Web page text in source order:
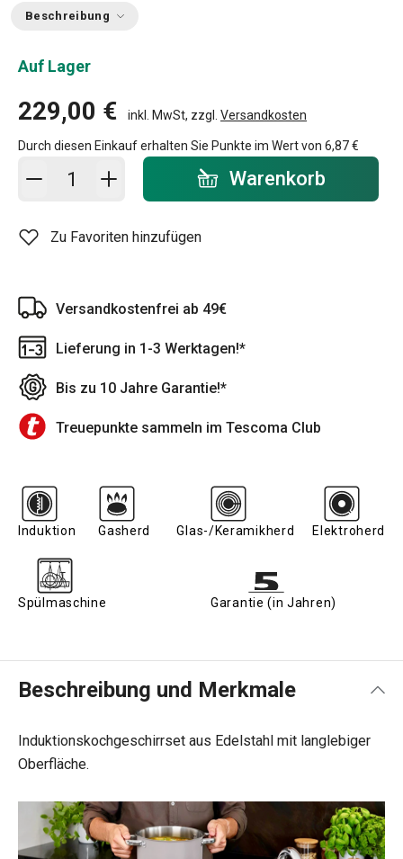
Beschreibung
Auf Lager
229,00 € inkl. MwSt, zzgl. Versandkosten
Durch diesen Einkauf erhalten Sie Punkte im Wert von 6,87 €
In den Warenkorb - Menge Warenkorb
Zu Favoriten hinzufügen
Versandkostenfrei ab 49€
Lieferung in 1-3 Werktagen!*
Bis zu 10 Jahre Garantie!*
Treuepunkte sammeln im Tescoma Club
Induktion Gasherd Glas-/Keramikherd Elektroherd
Spülmaschine Garantie (in Jahren)
Beschreibung und Merkmale
Induktionskochgeschirrset aus Edelstahl mit langlebiger
Oberfläche.